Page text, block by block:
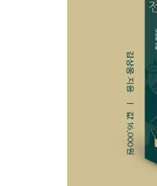
10장 좌절의 시기, 레
러시아령 이만에서
반대 측 병사들 재판
입장 바꾼 소비에트
선물받다│레닌이 준
11장 협동조합 일구
암살 위기 모면, 밀
만에 이인복과 재혼